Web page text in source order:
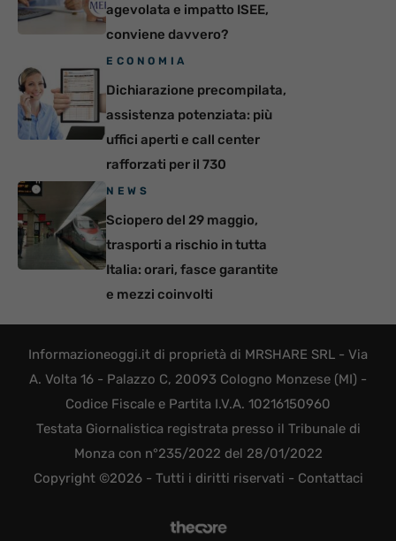
agevolata e impatto ISEE,
conviene davvero?
ECONOMIA
Dichiarazione precompilata,
assistenza potenziata: più
uffici aperti e call center
rafforzati per il 730
NEWS
Sciopero del 29 maggio,
trasporti a rischio in tutta
Italia: orari, fasce garantite
e mezzi coinvolti
Informazioneoggi.it di proprietà di MRSHARE SRL - Via
A. Volta 16 - Palazzo C, 20093 Cologno Monzese (MI) -
Codice Fiscale e Partita I.V.A. 10216150960
Testata Giornalistica registrata presso il Tribunale di
Monza con n°235/2022 del 28/01/2022
Copyright ©2026 - Tutti i diritti riservati - Contattaci